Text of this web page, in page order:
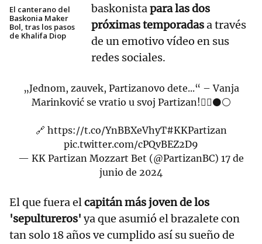
El canterano del
Baskonia Maker
Bol, tras los pasos
de Khalifa Diop
baskonistapara las dos
próximas temporadasa través
de un emotivo vídeo en sus
redes sociales.
„Jednom, zauvek, Partizanovo dete...“ – Vanja
Marinković se vratio u svoj Partizan!✊🏽⚫️⚪️
🔗 https://t.co/YnBBXeVhyT#KKPartizan
pic.twitter.com/cPQvBEZ2D9
— KK Partizan Mozzart Bet (@PartizanBC) 17 de
junio de 2024
El que fuera elcapitán más joven de los
'sepultureros' ya que asumió el brazalete con
tan solo 18 años ve cumplido así su sueño de